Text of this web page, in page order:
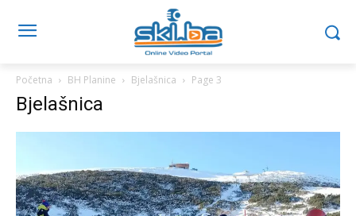
Početna BH Planine Bjelašnica Page 3
Bjelašnica